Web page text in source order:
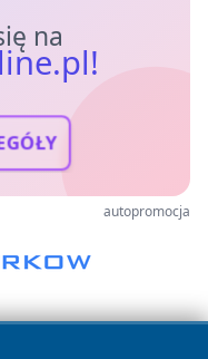
na
autopromocja